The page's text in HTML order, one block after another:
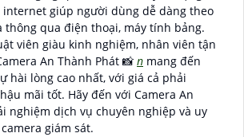
internet giúp người dùng dễ dàng theo
thông qua điện thoại, máy tính bảng.
viên giàu kinh nghiệm, nhân viên tận
An Thành Phát 📸 n mang đến
hài lòng cao nhất, với giá cả phải
mãi tốt. Hãy đến với Camera An
nghiệm dịch vụ chuyên nghiệp và uy
giám sát.